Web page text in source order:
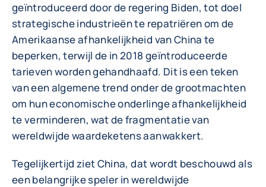
geïntroduceerd door de regering Biden, tot doel
strategische industrieën te repatriëren om de
Amerikaanse afhankelijkheid van China te
beperken, terwijl de in 2018 geïntroduceerde
tarieven worden gehandhaafd. Dit is een teken
van een algemene trend onder de grootmachten
om hun economische onderlinge afhankelijkheid
te verminderen, wat de fragmentatie van
wereldwijde waardeketens aanwakkert.
Tegelijkertijd ziet China, dat wordt beschouwd als
een belangrijke speler in wereldwijde